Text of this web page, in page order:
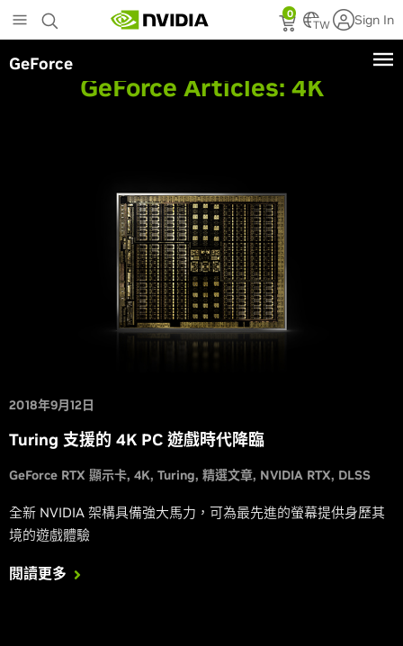
to
main
content
0
TW Sign In
GeForce
GeForce Articles: 4K
2018年9月12日
Turing 支援的 4K PC 遊戲時代降臨
GeForce RTX 顯示卡 4K Turing 精選文章 NVIDIA RTX DLSS
全新 NVIDIA 架構具備強大馬力，可為最先進的螢幕提供身歷其
境的遊戲體驗
閱讀更多